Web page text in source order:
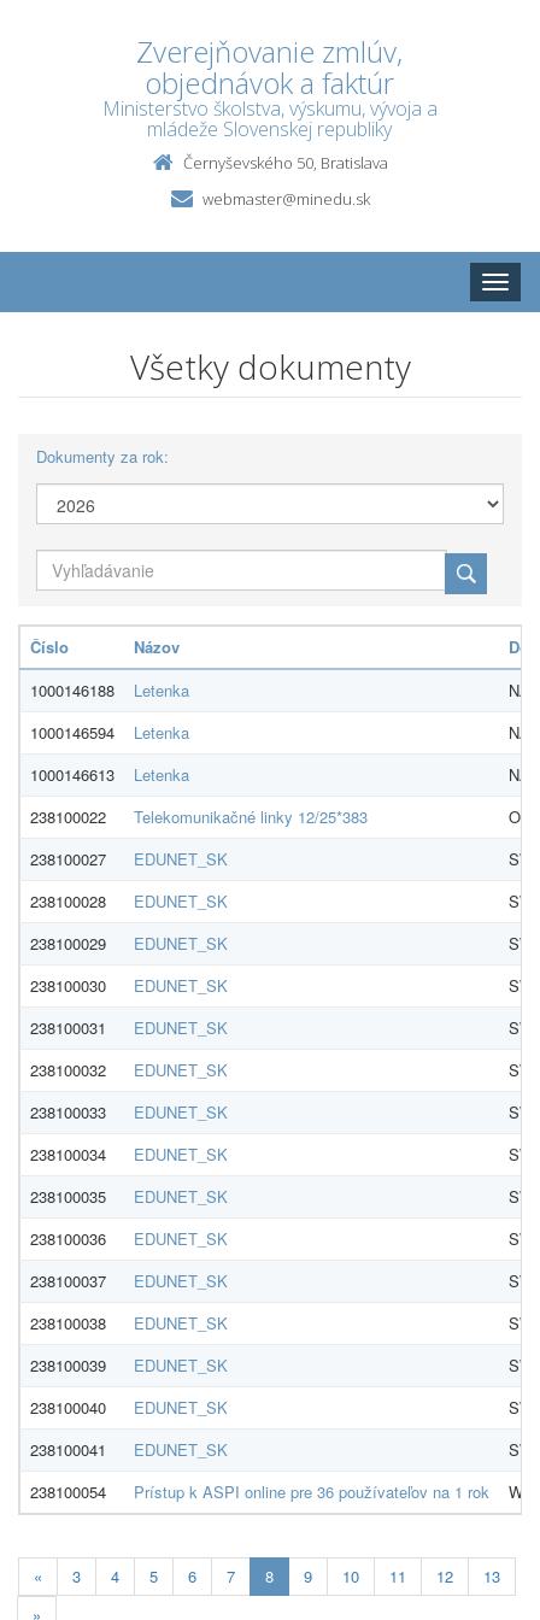
Zverejňovanie zmlúv,
objednávok a faktúr
Ministerstvo školstva, výskumu, vývoja a
mládeže Slovenskej republiky
Černyševského 50, Bratislava
webmaster@minedu.sk
Toggle
Všetky dokumenty
Dokumenty za rok:
Číslo Názov
1000146188
Letenka
1000146594
Letenka
1000146613
Letenka
238100022
Telekomunikačné linky 12/25*383
O2
238100027
EDUNET_SK
238100028
EDUNET_SK
238100029
EDUNET_SK
238100030
EDUNET_SK
238100031
EDUNET_SK
238100032
EDUNET_SK
238100033
EDUNET_SK
238100034
EDUNET_SK
238100035
EDUNET_SK
238100036
EDUNET_SK
238100037
EDUNET_SK
238100038
EDUNET_SK
238100039
EDUNET_SK
238100040
EDUNET_SK
238100041
EDUNET_SK
238100054
Prístup k ASPI online pre 36 používateľov na 1 rok
« 3 4 5 6 7 8Aktualna-
stranka
9 10 11 12
13
»